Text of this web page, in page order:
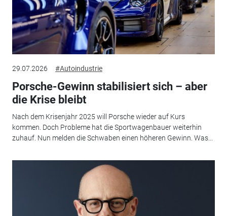
29.07.2026 #Autoindustrie
Porsche-Gewinn stabilisiert sich – aber
die Krise bleibt
Nach dem Krisenjahr 2025 will Porsche wieder auf Kurs
kommen. Doch Probleme hat die Sportwagenbauer weiterhin
zuhauf. Nun melden die Schwaben einen höheren Gewinn. Was...